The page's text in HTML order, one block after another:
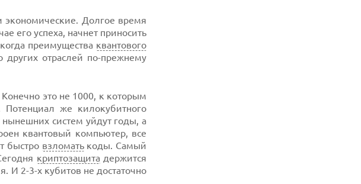
экономические. Долгое время
его успеха, начнет приносить
преимущества квантового
других отраслей по-прежнему
это не 1000, к которым
же килокубитного
систем уйдут годы, а
квантовый компьютер, все
быстро взломатькоды. Самый
криптозащитадержится
И 2-3-х кубитов не достаточно